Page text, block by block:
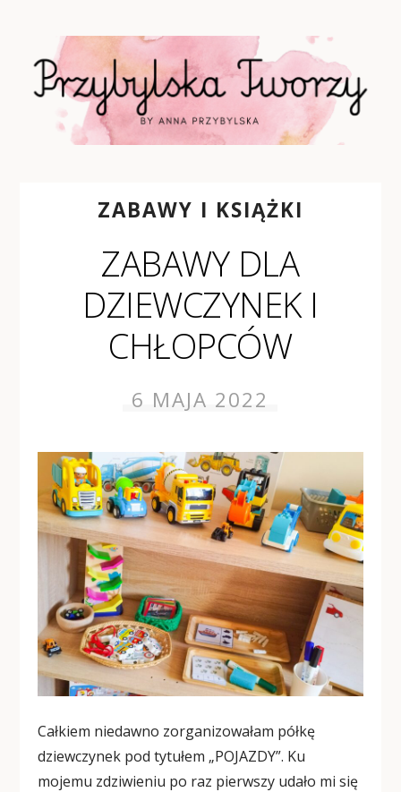
ZABAWY I KSIĄŻKI
ZABAWY DLA
DZIEWCZYNEK I
CHŁOPCÓW
6 MAJA 2022
Całkiem niedawno zorganizowałam półkę
dziewczynek pod tytułem „POJAZDY”. Ku
mojemu zdziwieniu po raz pierwszy udało mi się